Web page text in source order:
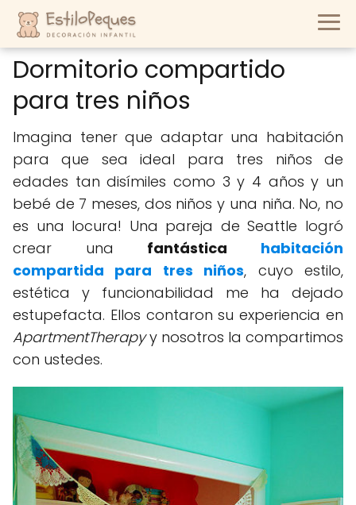
Dormitorio compartido
para tres niños
Imagina tener que adaptar una habitación
para que sea ideal para tres niños de
edades tan disímiles como 3 y 4 años y un
bebé de 7 meses, dos niños y una niña. No, no
es una locura! Una pareja de Seattle logró
crear una fantástica habitación
compartida para tres niños, cuyo estilo,
estética y funcionabilidad me ha dejado
estupefacta. Ellos contaron su experiencia en
ApartmentTherapyy nosotros la compartimos
con ustedes.